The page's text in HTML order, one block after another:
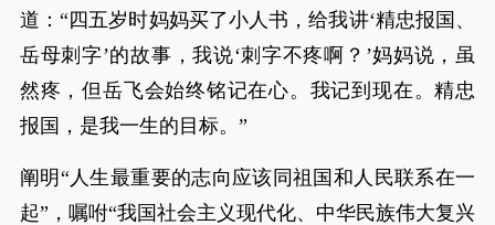
道：“四五岁时妈妈买了小人书，给我讲‘精忠报国、
岳母刺字’的故事，我说‘刺字不疼啊？’妈妈说，虽
然疼，但岳飞会始终铭记在心。我记到现在。精忠
报国，是我一生的目标。”
阐明“人生最重要的志向应该同祖国和人民联系在一
起”，嘱咐“我国社会主义现代化、中华民族伟大复兴